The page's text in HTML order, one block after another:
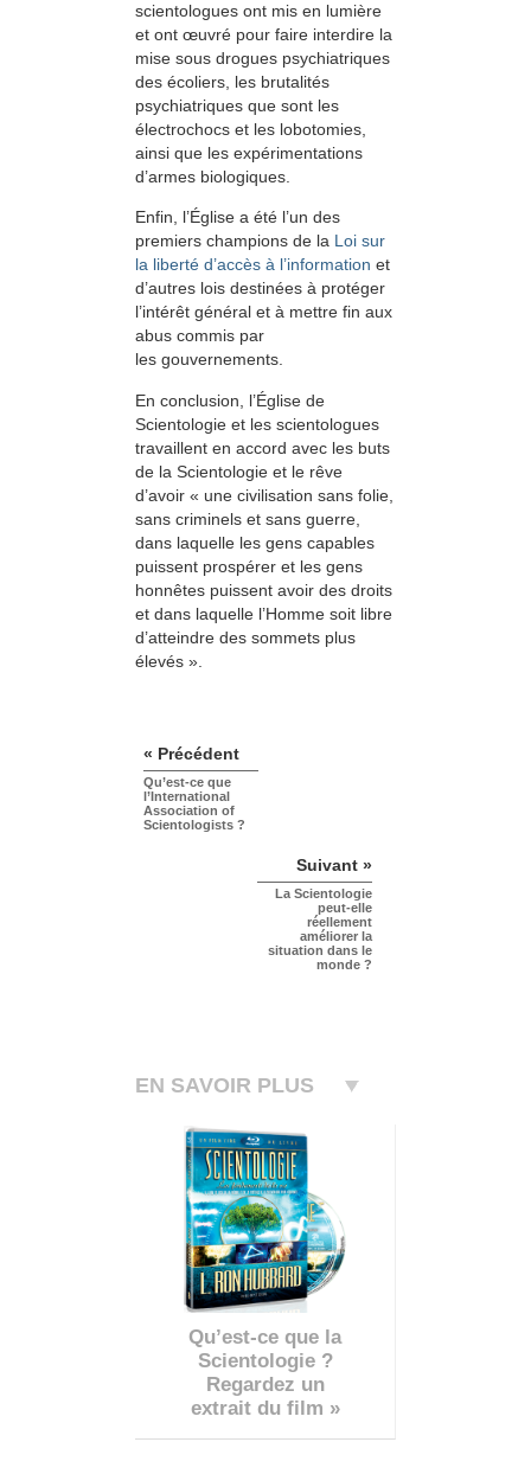
scientologues ont mis en lumière
et ont œuvré pour faire interdire la
mise sous drogues psychiatriques
des écoliers, les brutalités
psychiatriques que sont les
électrochocs et les lobotomies,
ainsi que les expérimentations
d’armes biologiques.
Enfin, l’Église a été l’un des
premiers champions de la Loi sur
la liberté d’accès à l’information et
d’autres lois destinées à protéger
l’intérêt général et à mettre fin aux
abus commis par
les gouvernements.
En conclusion, l’Église de
Scientologie et les scientologues
travaillent en accord avec les buts
de la Scientologie et le rêve
d’avoir « une civilisation sans folie,
sans criminels et sans guerre,
dans laquelle les gens capables
puissent prospérer et les gens
honnêtes puissent avoir des droits
et dans laquelle l’Homme soit libre
d’atteindre des sommets plus
élevés ».
« Précédent
Qu’est-ce que
l’International
Association of
Scientologists ?
Suivant »
La Scientologie
peut-elle
réellement
améliorer la
situation dans le
monde ?
EN SAVOIR PLUS
Qu’est-ce que la
Scientologie ?
Regardez un
extrait du film »